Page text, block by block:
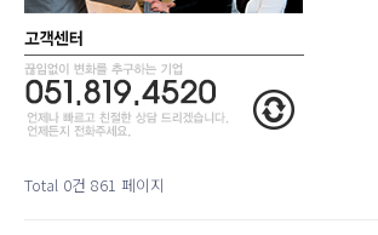
Total 0건 861 페이지